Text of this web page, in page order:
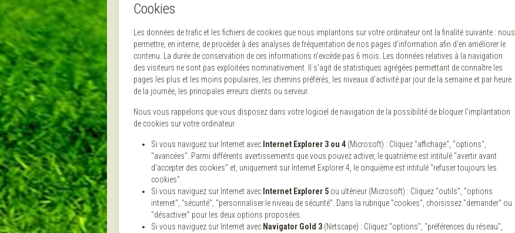
Cookies
Les données de trafic et les fichiers de cookies que nous implantons sur votre ordinateur ont la finalité suivante : nous
permettre, en interne, de procéder à des analyses de fréquentation de nos pages d'information afin d'en améliorer le
contenu. La durée de conservation de ces informations n'excède pas 6 mois. Les données relatives à la navigation
des visiteurs ne sont pas exploitées nominativement. Il s'agit de statistiques agrégées permettant de connaître les
pages les plus et les moins populaires, les chemins préférés, les niveaux d'activité par jour de la semaine et par heure
de la journée, les principales erreurs clients ou serveur.
Nous vous rappelons que vous disposez dans votre logiciel de navigation de la possibilité de bloquer l'implantation
de cookies sur votre ordinateur.
Si vous naviguez sur Internet avec Internet Explorer 3 ou 4 (Microsoft) : Cliquez "affichage", "options",
"avancées". Parmi différents avertissements que vous pouvez activer, le quatrième est intitulé "avertir avant
d'accepter des cookies" et, uniquement sur Internet Explorer 4, le cinquième est intitulé "refuser toujours les
cookies".
Si vous naviguez sur Internet avec Internet Explorer 5 ou ultérieur (Microsoft) : Cliquez "outils", "options
internet", "sécurité", "personnaliser le niveau de sécurité". Dans la rubrique "cookies", choisissez "demander" ou
"désactiver" pour les deux options proposées.
Si vous naviguez sur Internet avec Navigator Gold 3 (Netscape) : Cliquez "options", "préférences du réseau",